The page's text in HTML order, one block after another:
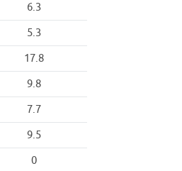
6.3
5.3
17.8
9.8
7.7
9.5
0